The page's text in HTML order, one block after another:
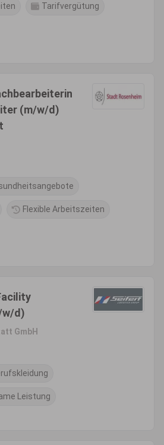
Tarifvergütung
(m/w/d)
Flexible Arbeitszeiten
w/d)
GmbH
Leistung